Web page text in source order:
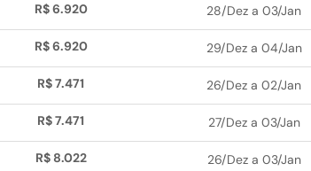
R$ 6.920 28/Dez a 03/Jan
R$ 6.920 29/Dez a 04/Jan
R$ 7.471 26/Dez a 02/Jan
R$ 7.471 27/Dez a 03/Jan
R$ 8.022 26/Dez a 03/Jan